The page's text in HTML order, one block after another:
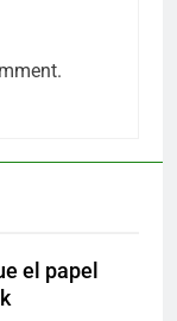
el papel